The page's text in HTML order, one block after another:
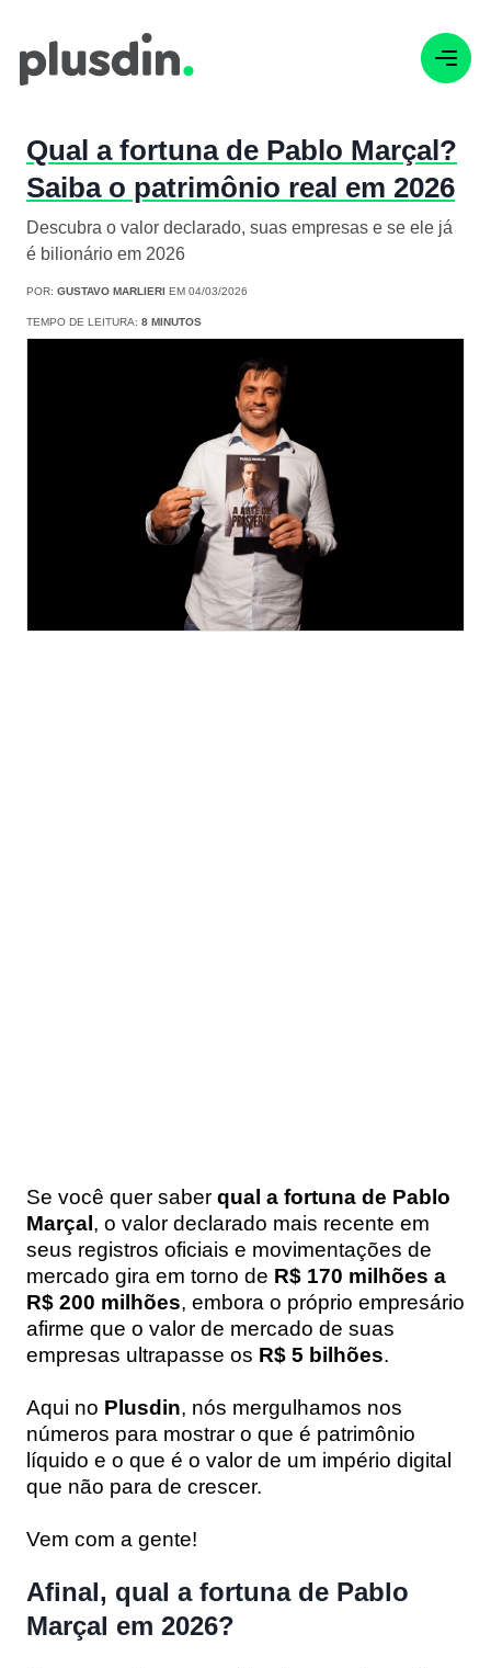
Qual a fortuna de Pablo Marçal?
Saiba o patrimônio real em 2026
Descubra o valor declarado, suas empresas e se ele já
é bilionário em 2026
POR: GUSTAVO MARLIERI EM 04/03/2026
TEMPO DE LEITURA: 8 MINUTOS
Se você quer saber qual a fortuna de Pablo
Marçal, o valor declarado mais recente em
seus registros oficiais e movimentações de
mercado gira em torno de R$ 170 milhões a
R$ 200 milhões, embora o próprio empresário
afirme que o valor de mercado de suas
empresas ultrapasse os R$ 5 bilhões.
Aqui no Plusdin, nós mergulhamos nos
números para mostrar o que é patrimônio
líquido e o que é o valor de um império digital
que não para de crescer.
Vem com a gente!
Afinal, qual a fortuna de Pablo
Marçal em 2026?